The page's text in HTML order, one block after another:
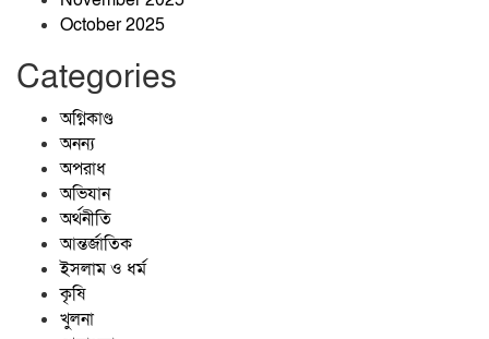
October 2025
Categories
অগ্নিকাণ্ড
অনন্য
অপরাধ
অভিযান
অর্থনীতি
আন্তর্জাতিক
ইসলাম ও ধর্ম
কৃষি
খুলনা